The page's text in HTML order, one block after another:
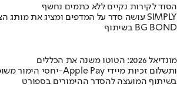
הסוד לקירות נקיים ללא כתמים נחשף
מומחה BG BOND עושה סדר על המדפים ומציג את מותג הצבע SIMPLY
בשיתוף BG BOND
מונדיאל 2026: הטוטו משנה את הכללים
יחסי הימור משופרים, הפקדות ב-Apple Pay ותשלום זכיות מיידי
בשיתוף המועצה להסדר ההימורים בספורט